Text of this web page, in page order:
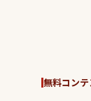
無料コンテ